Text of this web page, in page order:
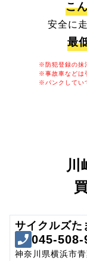
こ
安全に
最
※防犯登録の抹
※事故車などは
※パンクしてい
川
サイクルズた
045-508-
神奈川県横浜市